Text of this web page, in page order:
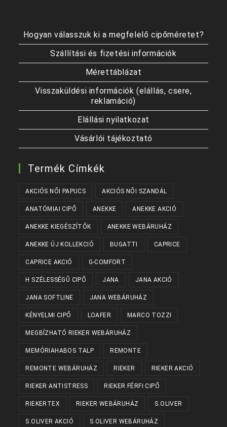
Hogyan válasszuk ki a megfelelő cipőméretet?
Szállítási és fizetési információk
Mérettáblázat
Visszaküldési információk (elállás, csere,
reklamáció)
Elállási nyilatkozat
Vásárlói tájékoztató
Termék Címkék
AKCIÓS NŐI PAPUCS AKCIÓS NŐI SZANDÁL
ANATÓMIAI CIPŐ ANEKKE ANEKKE AKCIÓ
ANEKKE KIEGÉSZÍTŐK ANEKKE WEBÁRUHÁZ
ANEKKE ÚJ KOLLEKCIÓ BUGATTI CAPRICE
CAPRICE AKCIÓ G-COMFORT
H SZÉLESSÉGŰ CIPŐ JANA JANA AKCIÓ
JANA SOFTLINE JANA WEBÁRUHÁZ
KÉNYELMI CIPŐ LOAFER MARCO TOZZI
MEGBÍZHATÓ RIEKER WEBÁRUHÁZ
MEMÓRIAHABOS TALP REMONTE
REMONTE WEBÁRUHÁZ RIEKER RIEKER AKCIÓ
RIEKER ANTISTRESS RIEKER FÉRFI CIPŐ
RIEKERTEX RIEKER WEBÁRUHÁZ S.OLIVER
S.OLIVER AKCIÓ S.OLIVER WEBÁRUHÁZ